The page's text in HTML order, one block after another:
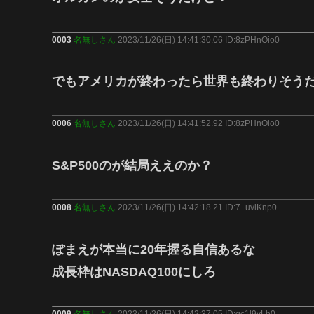
0003 名無しさん 2023/11/26(日) 14:41:30.06 ID:8zPHnOio0
でもアメリカが終わったら世界も終わりそう
0006 名無しさん 2023/11/26(日) 14:41:52.92 ID:8zPHnOio0
S&P500のが結局ええのか？
0008 名無しさん 2023/11/26(日) 14:42:18.21 ID:7+uvlKnp0
ぽまえが本当に20年握る自信あるな
成長枠はNASDAQ100にしろ